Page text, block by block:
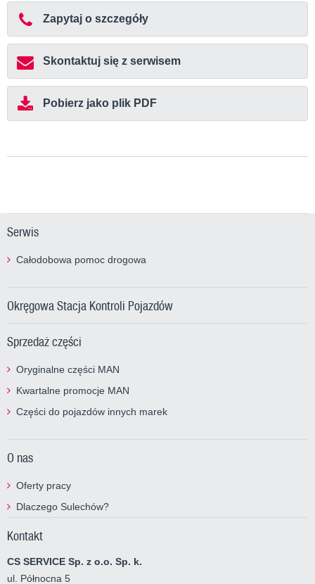
Zapytaj o szczegóły
Skontaktuj się z serwisem
Pobierz jako plik PDF
Serwis
Całodobowa pomoc drogowa
Okręgowa Stacja Kontroli Pojazdów
Sprzedaż części
Oryginalne części MAN
Kwartalne promocje MAN
Części do pojazdów innych marek
O nas
Oferty pracy
Dlaczego Sulechów?
Kontakt
CS SERVICE Sp. z o.o. Sp. k.
ul. Północna 5